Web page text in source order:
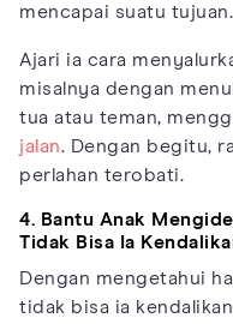
mencapai suatu tujuan.
Ajari ia cara
misalnya dengan
tua atau teman,
jalan. Dengan begitu,
perlahan terobati.
4. Bantu Anak
Tidak Bisa Ia
Dengan mengetahui
tidak bisa ia